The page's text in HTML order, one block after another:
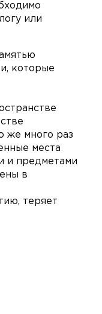
или
которые
же много раз
места
и предметами
в
теряет